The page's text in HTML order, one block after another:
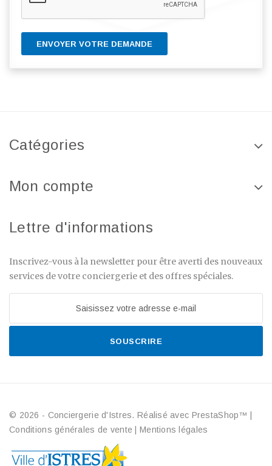
ENVOYER VOTRE DEMANDE
Catégories
Mon compte
Lettre d'informations
Inscrivez-vous à la newsletter pour être averti des nouveaux
services de votre conciergerie et des offres spéciales.
SOUSCRIRE
© 2026 - Conciergerie d'Istres. Réalisé avec PrestaShop™
Conditions générales de vente
Mentions légales